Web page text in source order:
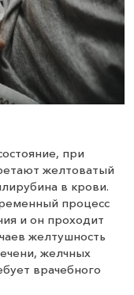
при
желтоватый
в крови.
процесс
и он проходит
желтушность
желчных
врачебного